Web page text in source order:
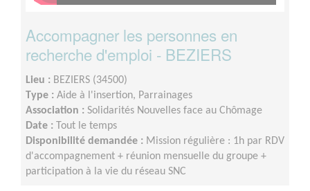
Accompagner les personnes en
recherche d'emploi - BEZIERS
Lieu : BEZIERS (34500)
Type : Aide à l'insertion, Parrainages
Association : Solidarités Nouvelles face au Chômage
Date :
Tout le temps
Disponibilité demandée : Mission régulière : 1h par RDV
d'accompagnement + réunion mensuelle du groupe +
participation à la vie du réseau SNC